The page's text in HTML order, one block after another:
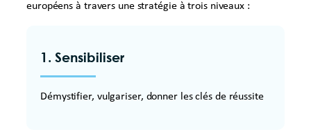
européens à travers une stratégie à trois niveaux :
1. Sensibiliser
Démystifier, vulgariser, donner les clés de réussite